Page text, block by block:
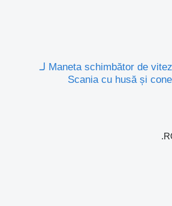
مبدل غيارات السرعة Maneta schimbător de viteze لـ